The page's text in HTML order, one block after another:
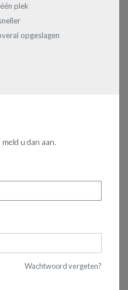
plek
opgeslagen
u dan aan.
Wachtwoord vergeten?